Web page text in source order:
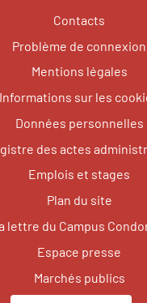
Contacts
Problème de connexion
Mentions légales
Informations sur les
Données personnelles
des actes
Emplois et stages
Plan du site
lettre du Campus
Espace presse
Marchés publics